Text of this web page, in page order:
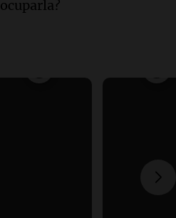
ocuparla?